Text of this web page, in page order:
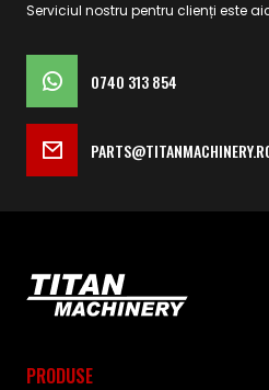
Serviciul nostru pentru clienți este
0740 313 854
PRODUSE